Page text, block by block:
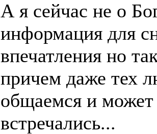
А я сейчас не о
информация для
впечатления но
причем даже тех
общаемся и
встречались...